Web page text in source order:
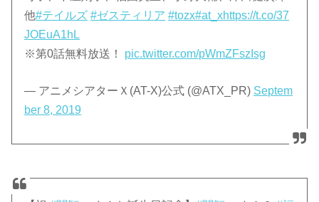
他#テイルズ #ゼスティリア #tozx#at_xhttps://t.co/37
JOEuA1hL
※第0話無料放送！ pic.twitter.com/pWmZFszIsg
— アニメシアターＸ(AT-X)公式 (@ATX_PR) Septem
ber 8, 2019